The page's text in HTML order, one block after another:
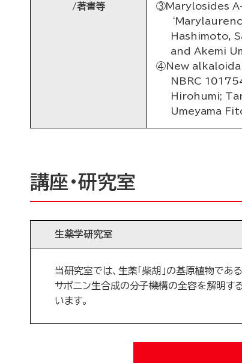
/著書等
③Marylosides
Hashimoto,
and Akemi
④New
NBRC
Hirohumi;
Umeyama
講座・研究室
生薬学研究室
当研究室では、生薬「柴胡」の基原植物であ
サポニン生合成の分子機構の全容を解明す
います。